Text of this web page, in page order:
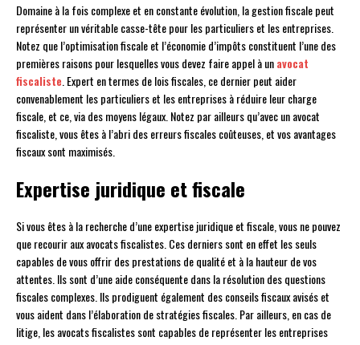
Domaine à la fois complexe et en constante évolution, la gestion fiscale peut
représenter un véritable casse-tête pour les particuliers et les entreprises.
Notez que l’optimisation fiscale et l’économie d’impôts constituent l’une des
premières raisons pour lesquelles vous devez faire appel à unavocat
fiscaliste . Expert en termes de lois fiscales, ce dernier peut aider
convenablement les particuliers et les entreprises à réduire leur charge
fiscale, et ce, via des moyens légaux. Notez par ailleurs qu’avec un avocat
fiscaliste, vous êtes à l’abri des erreurs fiscales coûteuses, et vos avantages
fiscaux sont maximisés.
Expertise juridique et fiscale
Si vous êtes à la recherche d’une expertise juridique et fiscale, vous ne pouvez
que recourir aux avocats fiscalistes. Ces derniers sont en effet les seuls
capables de vous offrir des prestations de qualité et à la hauteur de vos
attentes. Ils sont d’une aide conséquente dans la résolution des questions
fiscales complexes. Ils prodiguent également des conseils fiscaux avisés et
vous aident dans l’élaboration de stratégies fiscales. Par ailleurs, en cas de
litige, les avocats fiscalistes sont capables de représenter les entreprises